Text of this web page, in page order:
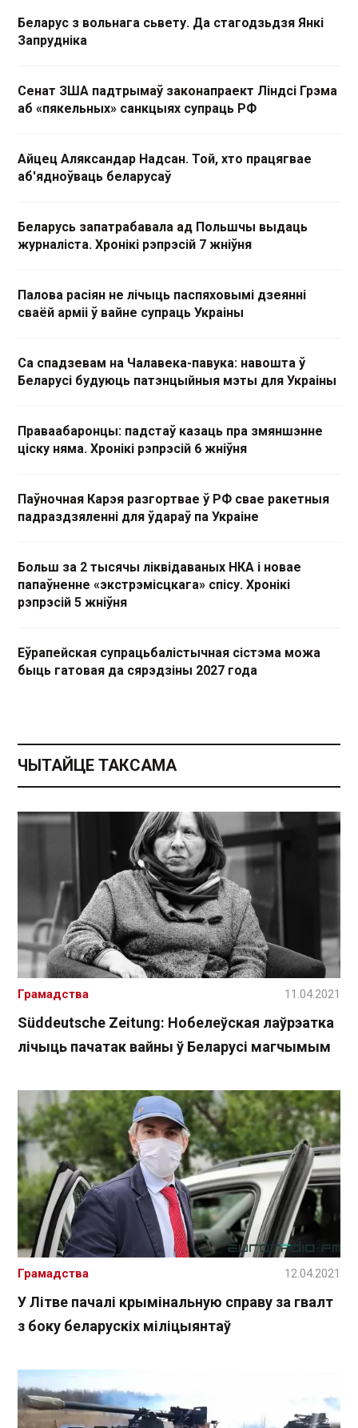
Беларус з вольнага сьвету. Да стагодзьдзя Янкі
Запрудніка
Сенат ЗША падтрымаў законапраект Ліндсі Грэма
аб «пякельных» санкцыях супраць РФ
Айцец Аляксандар Надсан. Той, хто працягвае
аб'ядноўваць беларусаў
Беларусь запатрабавала ад Польшчы выдаць
журналіста. Хронікі рэпрэсій 7 жніўня
Палова расіян не лічыць паспяховымі дзеянні
сваёй арміі ў вайне супраць Украіны
Са спадзевам на Чалавека-павука: навошта ў
Беларусі будуюць патэнцыйныя мэты для Украіны
Праваабаронцы: падстаў казаць пра змяншэнне
ціску няма. Хронікі рэпрэсій 6 жніўня
Паўночная Карэя разгортвае ў РФ свае ракетныя
падраздзяленні для ўдараў па Украіне
Больш за 2 тысячы ліквідаваных НКА і новае
папаўненне «экстрэмісцкага» спісу. Хронікі
рэпрэсій 5 жніўня
Еўрапейская супрацьбалістычная сістэма можа
быць гатовая да сярэдзіны 2027 года
ЧЫТАЙЦЕ ТАКСАМА
Süddeutsche Zeitung: Нобелеўская лаўрэатка
лічыць пачатак вайны ў Беларусі магчымым
Грамадства 11.04.2021
У Літве пачалі крымінальную справу за гвалт
з боку беларускіх міліцыянтаў
Грамадства 12.04.2021